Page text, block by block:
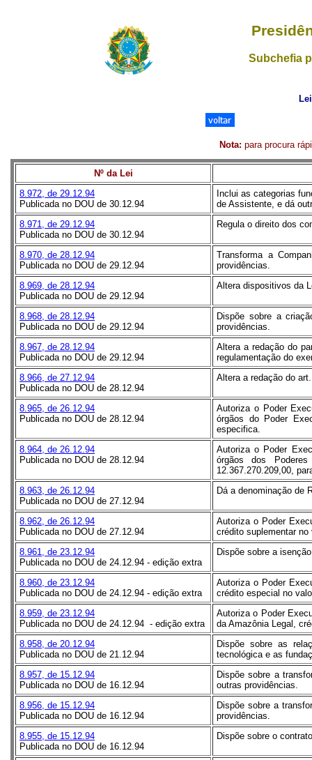
Subchefia
Nota: para procura
Nº da Lei
8.972, de 29.12.94
Publicada no DOU de 30.12.94
Inclui as categorias
de Assistente, e dá
8.971, de 29.12.94
Publicada no DOU de 30.12.94
Regula o direito dos
8.970, de 28.12.94
Publicada no DOU de 29.12.94
Transforma a
providências.
8.969, de 28.12.94
Publicada no DOU de 29.12.94
Altera dispositivos da
8.968, de 28.12.94
Publicada no DOU de 29.12.94
Dispõe sobre a
providências.
8.967, de 28.12.94
Publicada no DOU de 29.12.94
Altera a redação do
regulamentação do
8.966, de 27.12.94
Publicada no DOU de 28.12.94
Altera a redação do
8.965, de 26.12.94
Publicada no DOU de 28.12.94
Autoriza o Poder
órgãos do Poder
especifica.
8.964, de 26.12.94
Publicada no DOU de 28.12.94
Autoriza o Poder
órgãos dos
12.367.270.209,00,
8.963, de 26.12.94
Publicada no DOU de 27.12.94
Dá a denominação de
8.962, de 26.12.94
Publicada no DOU de 27.12.94
Autoriza o Poder
crédito suplementar
8.961, de 23.12.94
Publicada no DOU de 24.12.94 - edição extra
Dispõe sobre a
8.960, de 23.12.94
Publicada no DOU de 24.12.94 - edição extra
Autoriza o Poder
crédito especial no
8.959, de 23.12.94
Publicada no DOU de 24.12.94 - edição extra
Autoriza o Poder
da Amazônia Legal,
8.958, de 20.12.94
Publicada no DOU de 21.12.94
Dispõe sobre as
tecnológica e as
8.957, de 15.12.94
Publicada no DOU de 16.12.94
Dispõe sobre a
outras providências.
8.956, de 15.12.94
Publicada no DOU de 16.12.94
Dispõe sobre a
providências.
8.955, de 15.12.94
Publicada no DOU de 16.12.94
Dispõe sobre o